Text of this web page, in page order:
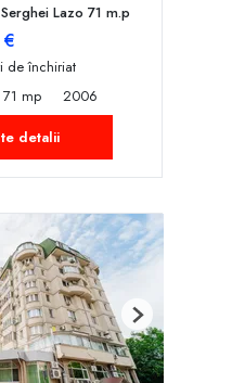
Lazo 71 m.p
de închiriat
71 mp
2006
detalii
Next